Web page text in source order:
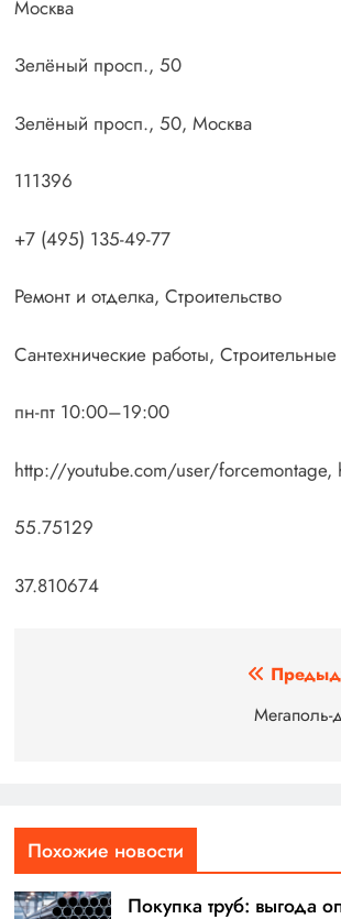
Москва
Зелёный просп., 50
Зелёный просп., 50, Москва
111396
+7 (495) 135-49-77
Ремонт и отделка, Строительство
Сантехнические работы,
пн-пт 10:00–19:00
http://youtube.com/user/
55.75129
37.810674
Мегаполь-
Похожие новости
Покупка труб: выгода